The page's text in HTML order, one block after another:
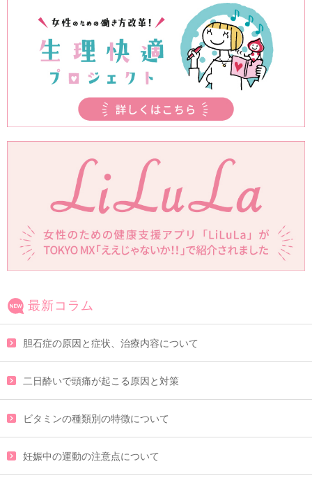
最新コラム
胆石症の原因と症状、治療内容について
二日酔いで頭痛が起こる原因と対策
ビタミンの種類別の特徴について
妊娠中の運動の注意点について